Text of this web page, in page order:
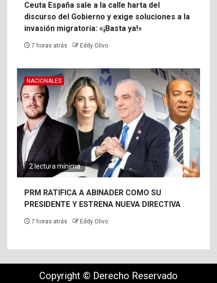
Ceuta España sale a la calle harta del
discurso del Gobierno y exige soluciones a la
invasión migratoria: «¡Basta ya!»
7 horas atrás Eddy Olivo
NACIONALES
2 lectura mínima
PRM RATIFICA A ABINADER COMO SU
PRESIDENTE Y ESTRENA NUEVA DIRECTIVA
7 horas atrás Eddy Olivo
Copyright © Derecho Reservado